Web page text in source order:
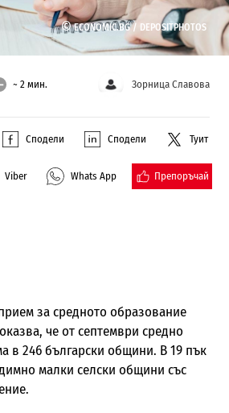
©ECONOMIC.BG / DEPOSITPHOTOS
~ 2 мин. Зорница Славова
Сподели Сподели Туит
Viber Whats App Препоръчай
за средното образование
че от септември средно
в 246 български общини. В 19 пък
малки селски общини със